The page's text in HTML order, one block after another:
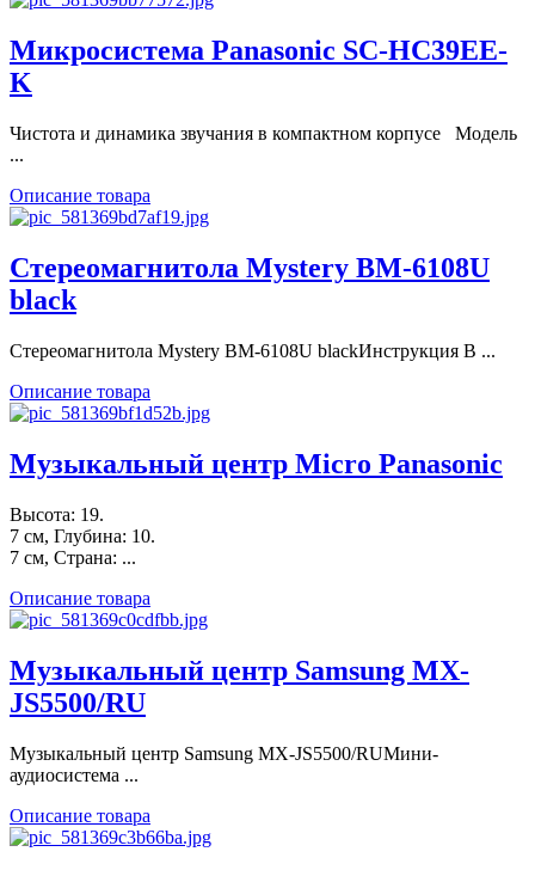
Микросистема Panasonic SC-HC39EE-
K
Чистота и динамика звучания в компактном корпусе Модель
...
Описание товара
Стереомагнитола Mystery BM-6108U
black
Стереомагнитола Mystery BM-6108U blackИнструкция В ...
Описание товара
Музыкальный центр Micro Panasonic
Высота: 19.
7 см, Глубина: 10.
7 см, Страна: ...
Описание товара
Музыкальный центр Samsung MX-
JS5500/RU
Музыкальный центр Samsung MX-JS5500/RUМини-
аудиосистема ...
Описание товара